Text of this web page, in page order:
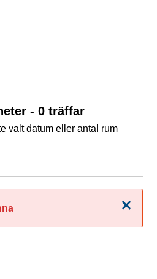
- 0 träffar
valt datum eller antal rum